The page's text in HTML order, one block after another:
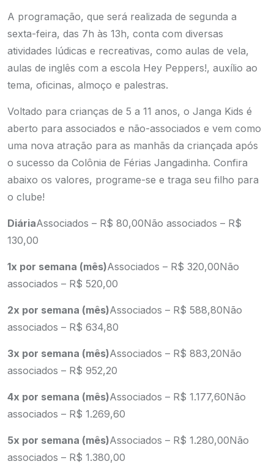
A programação, que será realizada de segunda a
sexta-feira, das 7h às 13h, conta com diversas
atividades lúdicas e recreativas, como aulas de vela,
aulas de inglês com a escola Hey Peppers!, auxílio ao
tema, oficinas, almoço e palestras.
Voltado para crianças de 5 a 11 anos, o Janga Kids é
aberto para associados e não-associados e vem como
uma nova atração para as manhãs da criançada após
o sucesso da Colônia de Férias Jangadinha. Confira
abaixo os valores, programe-se e traga seu filho para
o clube!
DiáriaAssociados – R$ 80,00Não associados – R$
130,00
1x por semana (mês)Associados – R$ 320,00Não
associados – R$ 520,00
2x por semana (mês)Associados – R$ 588,80Não
associados – R$ 634,80
3x por semana (mês)Associados – R$ 883,20Não
associados – R$ 952,20
4x por semana (mês)Associados – R$ 1.177,60Não
associados – R$ 1.269,60
5x por semana (mês)Associados – R$ 1.280,00Não
associados – R$ 1.380,00